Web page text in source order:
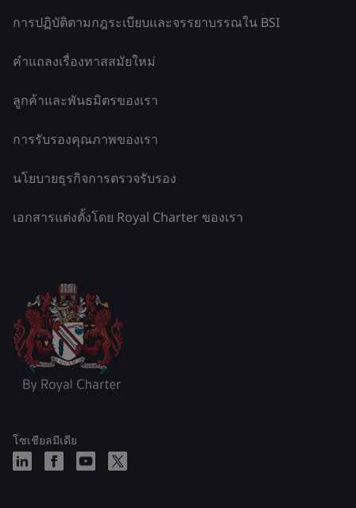
การปฏิบัติตามกฎระเบียบและจรรยาบรรณใน BSI
คำแถลงเรื่องทาสสมัยใหม่
ลูกค้าและพันธมิตรของเรา
การรับรองคุณภาพของเรา
นโยบายธุรกิจการตรวจรับรอง
เอกสารแต่งตั้งโดย Royal Charter ของเรา
โซเชียลมีเดีย